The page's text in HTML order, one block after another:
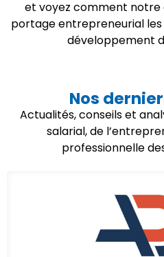
et voyez comment
portage entrepreneurial les
développement
Nos
Actualités, conseils et
salarial, de
professionnelle